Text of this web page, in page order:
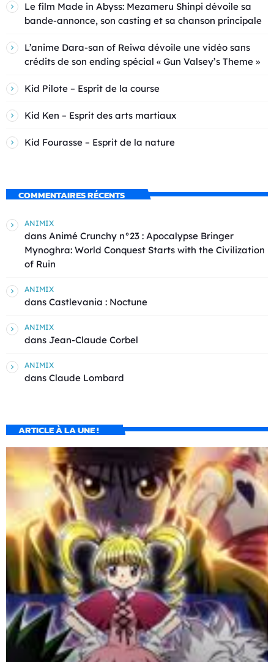
Le film Made in Abyss: Mezameru Shinpi dévoile sa
bande-annonce, son casting et sa chanson principale
L’anime Dara-san of Reiwa dévoile une vidéo sans
crédits de son ending spécial « Gun Valsey’s Theme »
Kid Pilote – Esprit de la course
Kid Ken – Esprit des arts martiaux
Kid Fourasse – Esprit de la nature
COMMENTAIRES RÉCENTS
ANIMIX
dans Animé Crunchy n°23 : Apocalypse Bringer
Mynoghra: World Conquest Starts with the Civilization
of Ruin
ANIMIX
dans Castlevania : Noctune
ANIMIX
dans Jean-Claude Corbel
ANIMIX
dans Claude Lombard
ARTICLE À LA UNE !